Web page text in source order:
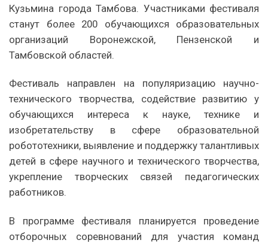
Кузьмина города Тамбова. Участниками фестиваля
станут более 200 обучающихся образовательных
организаций Воронежской, Пензенской и
Тамбовской областей.
Фестиваль направлен на популяризацию научно-
технического творчества, содействие развитию у
обучающихся интереса к науке, технике и
изобретательству в сфере образовательной
робототехники, выявление и поддержку талантливых
детей в сфере научного и технического творчества,
укрепление творческих связей педагогических
работников.
В программе фестиваля планируется проведение
отборочных соревнований для участия команд